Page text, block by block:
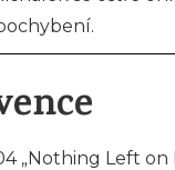
„Nothing Left on